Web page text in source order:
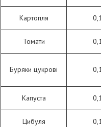
Картопля
Томати
Буряки цукрові
Капуста
Цибуля